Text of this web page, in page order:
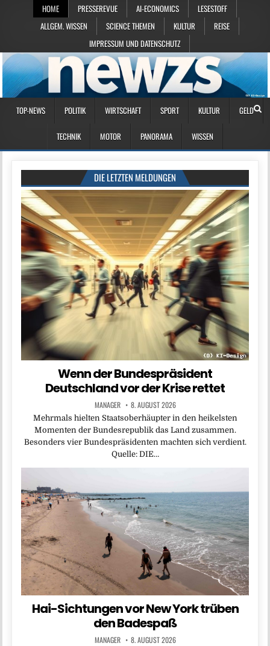
HOME PRESSEREVUE AI-ECONOMICS
LESESTOFF
ALLGEM. WISSEN
SCIENCE THEMEN KULTUR
REISE
IMPRESSUM UND DATENSCHUTZ
TOP-NEWS POLITIK WIRTSCHAFT SPORT KULTUR GELD
TECHNIK MOTOR PANORAMA WISSEN
DIE LETZTEN MELDUNGEN
Wenn der Bundespräsident
Deutschland vor der Krise rettet
MANAGER 8. AUGUST 2026
Mehrmals hielten Staatsoberhäupter in den heikelsten
Momenten der Bundesrepublik das Land zusammen.
Besonders vier Bundespräsidenten machten sich verdient.
Quelle: DIE…
Hai-Sichtungen vor New York trüben
den Badespaß
MANAGER 8. AUGUST 2026